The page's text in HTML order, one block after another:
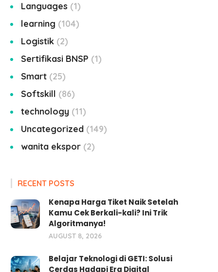
Languages
1
learning
104
Logistik 2
Sertifikasi BNSP
1
Smart 25
Softskill
86
technology 11
Uncategorized 149
wanita ekspor 2
RECENT POSTS
Kenapa Harga Tiket Naik Setelah
Kamu Cek Berkali-kali? Ini Trik
Algoritmanya!
AUGUST 8, 2026
Belajar Teknologi di GETI: Solusi
Cerdas Hadapi Era Digital